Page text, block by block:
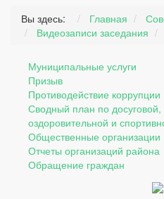
Вы здесь:
Главная
Видеозаписи заседания
Муниципальные услуги
Призыв
Противодействие коррупции
Сводный план по досуговой,
оздоровительной и
Общественные организации
Отчеты организаций района
Обращение граждан